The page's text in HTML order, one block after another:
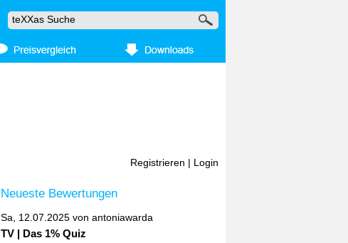
Registrieren Login
Neueste Bewertungen
Sa, 12.07.2025 von antoniawarda
TV | Das 1% Quiz